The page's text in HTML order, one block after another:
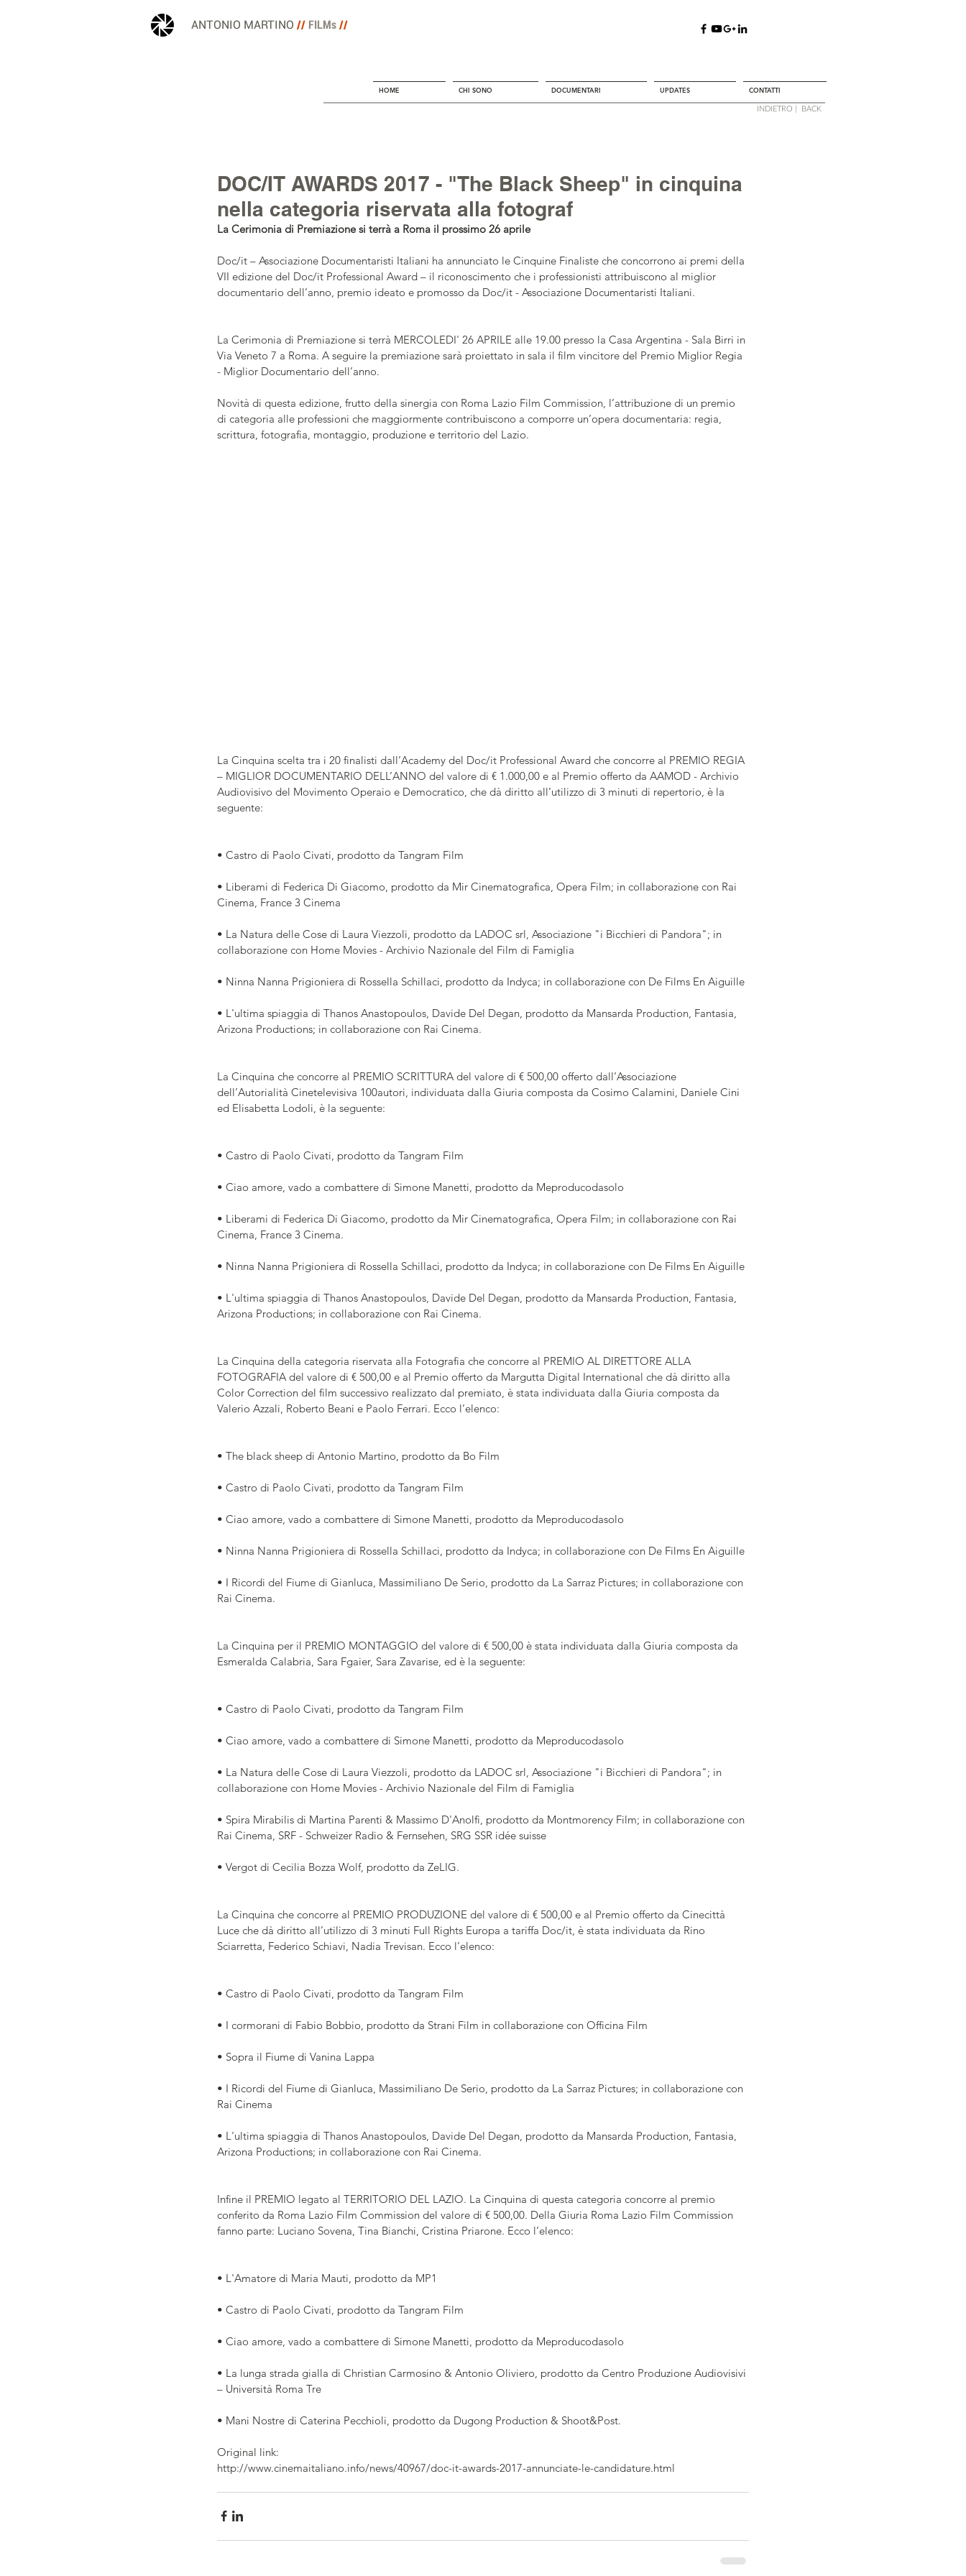
ANTONIO MARTINO // FILMs //
HOME CHI SONO DOCUMENTARI UPDATES CONTATTI
INDIETRO | BACK
DOC/IT AWARDS 2017 - "The Black Sheep" in cinquina
nella categoria riservata alla fotograf
La Cerimonia di Premiazione si terrà a Roma il prossimo 26 aprile
Doc/it – Associazione Documentaristi Italiani ha annunciato le Cinquine Finaliste che concorrono ai premi della
VII edizione del Doc/it Professional Award – il riconoscimento che i professionisti attribuiscono al miglior
documentario dell’anno, premio ideato e promosso da Doc/it - Associazione Documentaristi Italiani.
La Cerimonia di Premiazione si terrà MERCOLEDI' 26 APRILE alle 19.00 presso la Casa Argentina - Sala Birri in
Via Veneto 7 a Roma. A seguire la premiazione sarà proiettato in sala il film vincitore del Premio Miglior Regia
- Miglior Documentario dell’anno.
Novità di questa edizione, frutto della sinergia con Roma Lazio Film Commission, l’attribuzione di un premio
di categoria alle professioni che maggiormente contribuiscono a comporre un’opera documentaria: regia,
scrittura, fotografia, montaggio, produzione e territorio del Lazio.
La Cinquina scelta tra i 20 finalisti dall’Academy del Doc/it Professional Award che concorre al PREMIO REGIA
– MIGLIOR DOCUMENTARIO DELL’ANNO del valore di € 1.000,00 e al Premio offerto da AAMOD - Archivio
Audiovisivo del Movimento Operaio e Democratico, che dà diritto all’utilizzo di 3 minuti di repertorio, è la
seguente:
• Castro di Paolo Civati, prodotto da Tangram Film
• Liberami di Federica Di Giacomo, prodotto da Mir Cinematografica, Opera Film; in collaborazione con Rai
Cinema, France 3 Cinema
• La Natura delle Cose di Laura Viezzoli, prodotto da LADOC srl, Associazione "i Bicchieri di Pandora"; in
collaborazione con Home Movies - Archivio Nazionale del Film di Famiglia
• Ninna Nanna Prigioniera di Rossella Schillaci, prodotto da Indyca; in collaborazione con De Films En Aiguille
• L'ultima spiaggia di Thanos Anastopoulos, Davide Del Degan, prodotto da Mansarda Production, Fantasia,
Arizona Productions; in collaborazione con Rai Cinema.
La Cinquina che concorre al PREMIO SCRITTURA del valore di € 500,00 offerto dall’Associazione
dell’Autorialità Cinetelevisiva 100autori, individuata dalla Giuria composta da Cosimo Calamini, Daniele Cini
ed Elisabetta Lodoli, è la seguente:
• Castro di Paolo Civati, prodotto da Tangram Film
• Ciao amore, vado a combattere di Simone Manetti, prodotto da Meproducodasolo
• Liberami di Federica Di Giacomo, prodotto da Mir Cinematografica, Opera Film; in collaborazione con Rai
Cinema, France 3 Cinema.
• Ninna Nanna Prigioniera di Rossella Schillaci, prodotto da Indyca; in collaborazione con De Films En Aiguille
• L'ultima spiaggia di Thanos Anastopoulos, Davide Del Degan, prodotto da Mansarda Production, Fantasia,
Arizona Productions; in collaborazione con Rai Cinema.
La Cinquina della categoria riservata alla Fotografia che concorre al PREMIO AL DIRETTORE ALLA
FOTOGRAFIA del valore di € 500,00 e al Premio offerto da Margutta Digital International che dà diritto alla
Color Correction del film successivo realizzato dal premiato, è stata individuata dalla Giuria composta da
Valerio Azzali, Roberto Beani e Paolo Ferrari. Ecco l’elenco:
• The black sheep di Antonio Martino, prodotto da Bo Film
• Castro di Paolo Civati, prodotto da Tangram Film
• Ciao amore, vado a combattere di Simone Manetti, prodotto da Meproducodasolo
• Ninna Nanna Prigioniera di Rossella Schillaci, prodotto da Indyca; in collaborazione con De Films En Aiguille
• I Ricordi del Fiume di Gianluca, Massimiliano De Serio, prodotto da La Sarraz Pictures; in collaborazione con
Rai Cinema.
La Cinquina per il PREMIO MONTAGGIO del valore di € 500,00 è stata individuata dalla Giuria composta da
Esmeralda Calabria, Sara Fgaier, Sara Zavarise, ed è la seguente:
• Castro di Paolo Civati, prodotto da Tangram Film
• Ciao amore, vado a combattere di Simone Manetti, prodotto da Meproducodasolo
• La Natura delle Cose di Laura Viezzoli, prodotto da LADOC srl, Associazione "i Bicchieri di Pandora"; in
collaborazione con Home Movies - Archivio Nazionale del Film di Famiglia
• Spira Mirabilis di Martina Parenti & Massimo D'Anolfi, prodotto da Montmorency Film; in collaborazione con
Rai Cinema, SRF - Schweizer Radio & Fernsehen, SRG SSR idée suisse
• Vergot di Cecilia Bozza Wolf, prodotto da ZeLIG.
La Cinquina che concorre al PREMIO PRODUZIONE del valore di € 500,00 e al Premio offerto da Cinecittà
Luce che dà diritto all’utilizzo di 3 minuti Full Rights Europa a tariffa Doc/it, è stata individuata da Rino
Sciarretta, Federico Schiavi, Nadia Trevisan. Ecco l’elenco:
• Castro di Paolo Civati, prodotto da Tangram Film
• I cormorani di Fabio Bobbio, prodotto da Strani Film in collaborazione con Officina Film
• Sopra il Fiume di Vanina Lappa
• I Ricordi del Fiume di Gianluca, Massimiliano De Serio, prodotto da La Sarraz Pictures; in collaborazione con
Rai Cinema
• L'ultima spiaggia di Thanos Anastopoulos, Davide Del Degan, prodotto da Mansarda Production, Fantasia,
Arizona Productions; in collaborazione con Rai Cinema.
Infine il PREMIO legato al TERRITORIO DEL LAZIO. La Cinquina di questa categoria concorre al premio
conferito da Roma Lazio Film Commission del valore di € 500,00. Della Giuria Roma Lazio Film Commission
fanno parte: Luciano Sovena, Tina Bianchi, Cristina Priarone. Ecco l’elenco:
• L'Amatore di Maria Mauti, prodotto da MP1
• Castro di Paolo Civati, prodotto da Tangram Film
• Ciao amore, vado a combattere di Simone Manetti, prodotto da Meproducodasolo
• La lunga strada gialla di Christian Carmosino & Antonio Oliviero, prodotto da Centro Produzione Audiovisivi
– Università Roma Tre
• Mani Nostre di Caterina Pecchioli, prodotto da Dugong Production & Shoot&Post.
Original link:
http://www.cinemaitaliano.info/news/40967/doc-it-awards-2017-annunciate-le-candidature.html